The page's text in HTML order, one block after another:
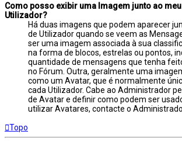
Como posso exibir uma Imagem junto ao
Utilizador?
Há duas imagens que podem aparecer
de Utilizador quando se veem as
ser uma imagem associada à sua
na forma de blocos, estrelas ou pontos,
quantidade de mensagens que tenha
no Fórum. Outra, geralmente uma
como um Avatar, que é normalmente
cada Utilizador. Cabe ao Administrador
de Avatar e definir como podem ser
utilizar Avatares, contacte o
Topo